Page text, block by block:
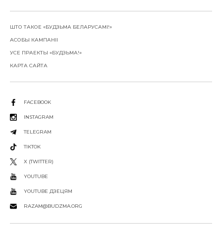
ШТО ТАКОЕ «БУДЗЬМА БЕЛАРУСАМІ!»
АСОБЫ КАМПАНІІ
УСЕ ПРАЕКТЫ «БУДЗЬМА!»
КАРТА САЙТА
FACEBOOK
INSTAGRAM
TELEGRAM
TIKTOK
X (TWITTER)
YOUTUBE
YOUTUBE ДЗЕЦЯМ
RAZAM@BUDZMA.ORG